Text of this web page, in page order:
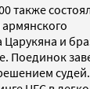
также
и
Поединок